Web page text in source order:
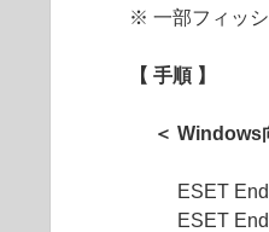
※ 一部フィッシ
【 手順 】
＜ Windows
ESET
ESET